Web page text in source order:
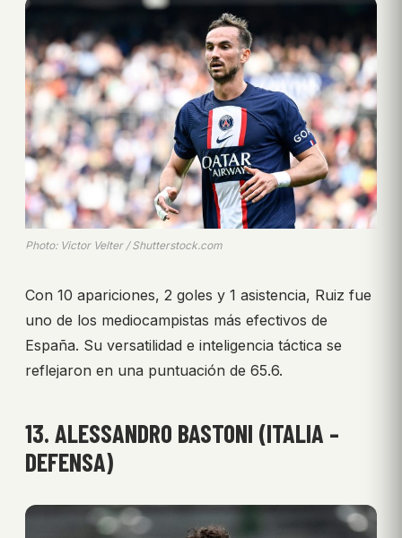
Photo: Victor Velter / Shutterstock.com
Con 10 apariciones, 2 goles y 1 asistencia, Ruiz fue
uno de los mediocampistas más efectivos de
España. Su versatilidad e inteligencia táctica se
reflejaron en una puntuación de 65.6.
13. ALESSANDRO BASTONI (ITALIA –
DEFENSA)